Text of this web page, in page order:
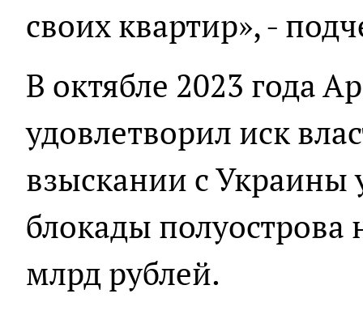
своих квартир», -
В октябле 2023 года
удовлетворил иск
взыскании с Украины
блокады полуострова
млрд рублей.